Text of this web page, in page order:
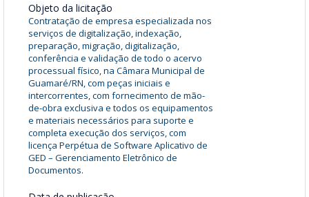
Objeto da licitação
Contratação de empresa especializada nos
serviços de digitalização, indexação,
preparação, migração, digitalização,
conferência e validação de todo o acervo
processual físico, na Câmara Municipal de
Guamaré/RN, com peças iniciais e
intercorrentes, com fornecimento de mão-
de-obra exclusiva e todos os equipamentos
e materiais necessários para suporte e
completa execução dos serviços, com
licença Perpétua de Software Aplicativo de
GED – Gerenciamento Eletrônico de
Documentos.